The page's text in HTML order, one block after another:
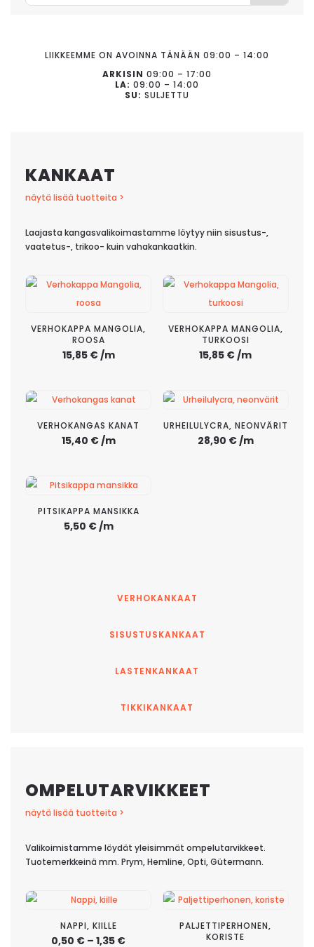
LIIKKEEMME ON AVOINNA TÄNÄÄN 09:00 – 14:00
ARKISIN 09:00 – 17:00
LA: 09:00 – 14:00
SU: SULJETTU
KANKAAT
näytä lisää tuotteita >
Laajasta kangasvalikoimastamme löytyy niin sisustus-,
vaatetus-, trikoo- kuin vahakankaatkin.
VERHOKAPPA MANGOLIA,
ROOSA
15,85 €/m
VERHOKAPPA MANGOLIA,
TURKOOSI
15,85 € /m
VERHOKANGAS KANAT
15,40 €/m
URHEILULYCRA, NEONVÄRIT
28,90 €/m
PITSIKAPPA MANSIKKA
5,50 €/m
VERHOKANKAAT
SISUSTUSKANKAAT
LASTENKANKAAT
TIKKIKANKAAT
OMPELUTARVIKKEET
näytä lisää tuotteita >
Valikoimistamme löydät yleisimmät ompelutarvikkeet.
Tuotemerkkeinä mm. Prym, Hemline, Opti, Gütermann.
NAPPI, KIILLE
0,50 € – 1,35 €Hintaluokka:
PALJETTIPERHONEN,
KORISTE